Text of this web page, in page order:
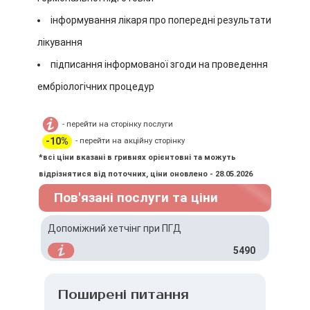
інформування лікаря про попередні результати
лікування
підписання інформованої згоди на проведення
ембріологічних процедур
- перейти на сторінку послуги
-10%
- перейти на акційну сторінку
*всі ціни вказані в гривнях орієнтовні та можуть
відрізнятися від поточних, ціни оновлено - 28.05.2026
Пов'язані послуги та ціни
Допоміжний хетчінг при ПГД
5490
Поширені питання